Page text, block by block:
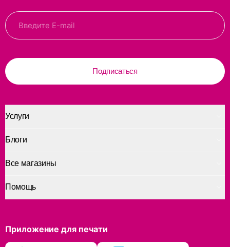
Подписаться
Услуги
Помощь
Блоги
Все магазины
Приложение для печати